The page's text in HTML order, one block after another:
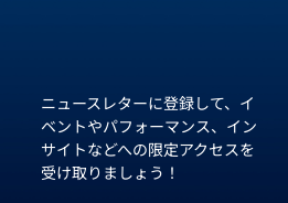
ニュースレターに登録して、イ
ベントやパフォーマンス、イン
サイトなどへの限定アクセスを
受け取りましょう！